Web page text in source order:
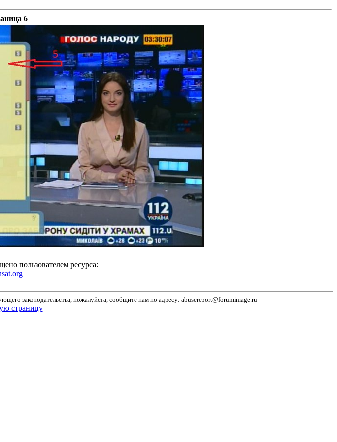
6
пользователем ресурса:
законодательства, пожалуйста, сообщите нам по адресу: abusereport@forumimage.ru
страницу